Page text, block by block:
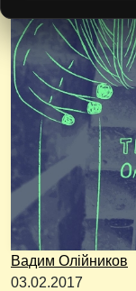
Вадим Олійников
03.02.2017